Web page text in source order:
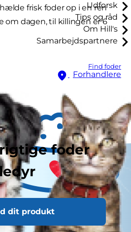
Udforsk
Tips og råd
Om Hill's
Samarbejdspartnere
Find foder
Forhandlere
foder
dit produkt
frisk foder op i en ren
om dagen, til killingen er 6